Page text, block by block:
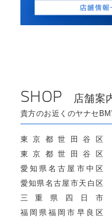
SHOP 店舗案
貴方のお近くのヤナセ
東京都世田谷区
東京都世田谷区
愛知県名古屋市中区
愛知県名古屋市天白区
三重県四日市
福岡県福岡市早良区